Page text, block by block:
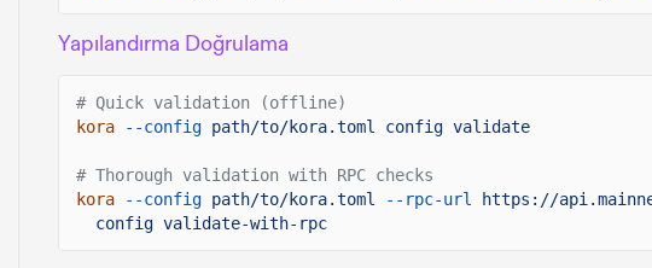
Yapılandırma Doğrulama
# Quick validation (offline)
kora
--config path/to/kora.toml config validate
# Thorough validation with RPC checks
kora
--config path/to/kora.toml --rpc-url https://
config validate-with-rpc